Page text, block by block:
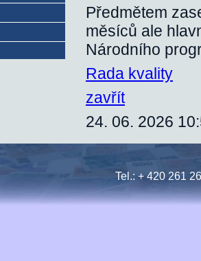
Předmětem
měsíců ale
Národního
Rada kvality
zavřít
24. 06. 2026
Tel.: + 420 261